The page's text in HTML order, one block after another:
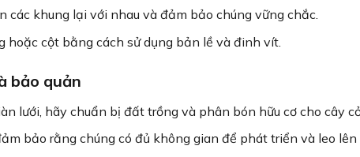
các khung lại với nhau và đảm bảo chúng vững chắc.
hoặc cột bằng cách sử dụng bản lề và đinh vít.
bảo quản
lưới, hãy chuẩn bị đất trồng và phân bón hữu cơ cho cây
bảo rằng chúng có đủ không gian để phát triển và leo lên